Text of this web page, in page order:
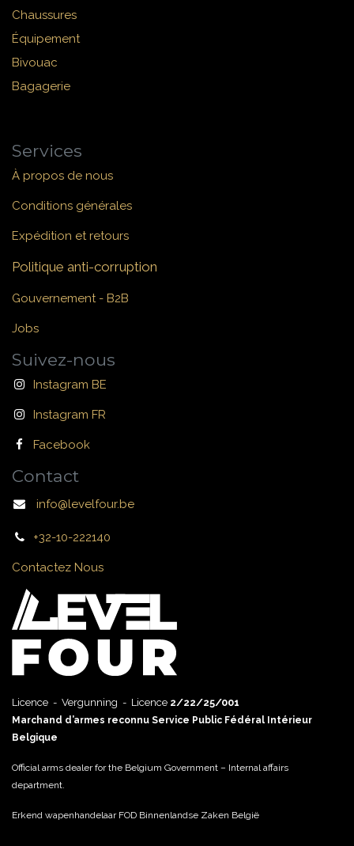
Chaussures
Équipement
Bivouac
Bagagerie
Services
À propos de nous
Conditions générales
Expédition et retours
Politique anti-corruption
Gouvernement - B2B
Jobs
Suivez-nous
Instagram BE
Instagram FR
Facebook
Contact
info@levelfour.be
+32-10-222140
Contactez Nous
Licence - Vergunning - Licence 2/22/25/001
Marchand d’armes reconnu Service Public Fédéral Intérieur
Belgique
Official arms dealer for the Belgium Government – Internal affairs
department.
Erkend wapenhandelaar FOD Binnenlandse Zaken België